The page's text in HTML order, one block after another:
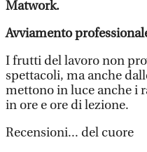
Matwork.
Avviamento
I frutti del lavoro non
spettacoli, ma anche
mettono in luce anche i
in ore e ore di lezione.
Recensioni... del cuore